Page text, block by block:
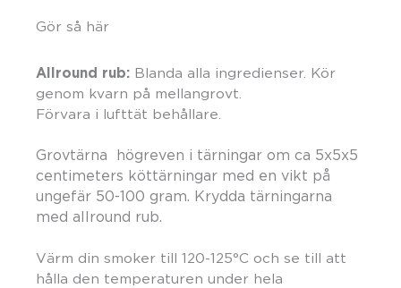
Gör så här
Allround rub: Blanda alla ingredienser. Kör
genom kvarn på mellangrovt.
Förvara i lufttät behållare.
Grovtärna högreven i tärningar om ca 5x5x5
centimeters köttärningar med en vikt på
ungefär 50-100 gram. Krydda tärningarna
med allround rub.
Värm din smoker till 120-125°C och se till att
hålla den temperaturen under hela